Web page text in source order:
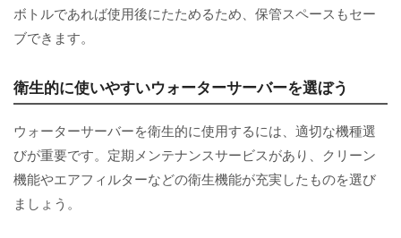
ボトルであれば使用後にたためるため、保管スペースもセー
ブできます。
衛生的に使いやすいウォーターサーバーを選ぼう
ウォーターサーバーを衛生的に使用するには、適切な機種選
びが重要です。定期メンテナンスサービスがあり、クリーン
機能やエアフィルターなどの衛生機能が充実したものを選び
ましょう。